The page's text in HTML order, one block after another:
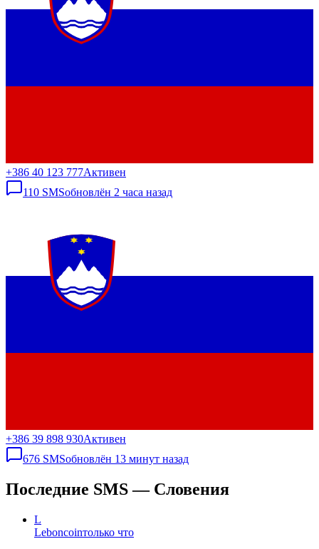
+386 40 123 777Активен
110 SMSобновлён 2 часа назад
+386 39 898 930Активен
676 SMSобновлён 13 минут назад
Последние SMS — Словения
L
Leboncoinтолько что